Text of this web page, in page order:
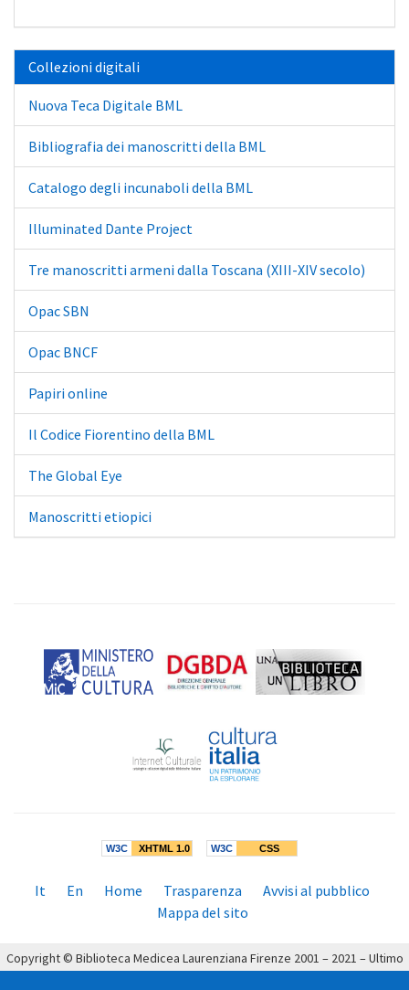
Collezioni digitali
Nuova Teca Digitale BML
Bibliografia dei manoscritti della BML
Catalogo degli incunaboli della BML
Illuminated Dante Project
Tre manoscritti armeni dalla Toscana (XIII-XIV secolo)
Opac SBN
Opac BNCF
Papiri online
Il Codice Fiorentino della BML
The Global Eye
Manoscritti etiopici
W3C XHTML 1.0 W3C CSS
Menù
It En Home Trasparenza
Avvisi al pubblico
Mappa del sito
Copyright © Biblioteca Medicea Laurenziana Firenze 2001 – 2021 – Ultimo